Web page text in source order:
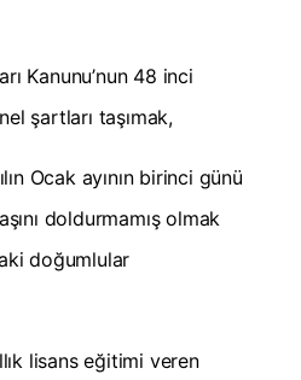
Kanunu’nun 48 inci
şartları taşımak,
Ocak ayının birinci günü
doldurmamış olmak
doğumlular
lisans eğitimi veren